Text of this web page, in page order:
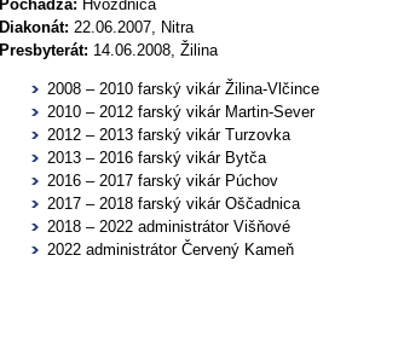
Pochádza: Hvozdnica
Diakonát: 22.06.2007, Nitra
Presbyterát: 14.06.2008, Žilina
2008 – 2010 farský vikár Žilina-Vlčince
2010 – 2012 farský vikár Martin-Sever
2012 – 2013 farský vikár Turzovka
2013 – 2016 farský vikár Bytča
2016 – 2017 farský vikár Púchov
2017 – 2018 farský vikár Oščadnica
2018 – 2022 administrátor Višňové
2022 administrátor Červený Kameň